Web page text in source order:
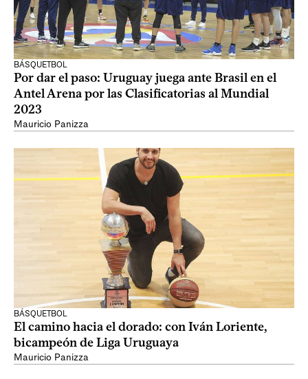
BÁSQUETBOL
Por dar el paso: Uruguay juega ante Brasil en el
Antel Arena por las Clasificatorias al Mundial
2023
Mauricio Panizza
BÁSQUETBOL
El camino hacia el dorado: con Iván Loriente,
bicampeón de Liga Uruguaya
Mauricio Panizza